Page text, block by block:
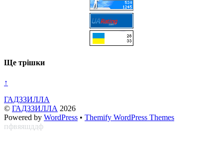
Ще трішки
↑
ГАДЗЗИЛЛА
© ГАДЗЗИЛЛА 2026
Powered by WordPress • Themify WordPress Themes
пфвяяшддф